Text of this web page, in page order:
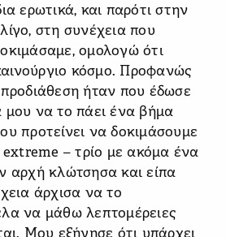
ερωτικά, και παρότι στην
στη συνέχεια που
ομολογώ ότι
κόσμο. Προφανώς
ήταν που έδωσε
μου να το πάει ένα βήμα
προτείνει να δοκιμάσουμε
extreme – τρίο με ακόμα ένα
αρχή κλώτσησα και είπα
άρχισα να το
να μάθω λεπτομέρειες